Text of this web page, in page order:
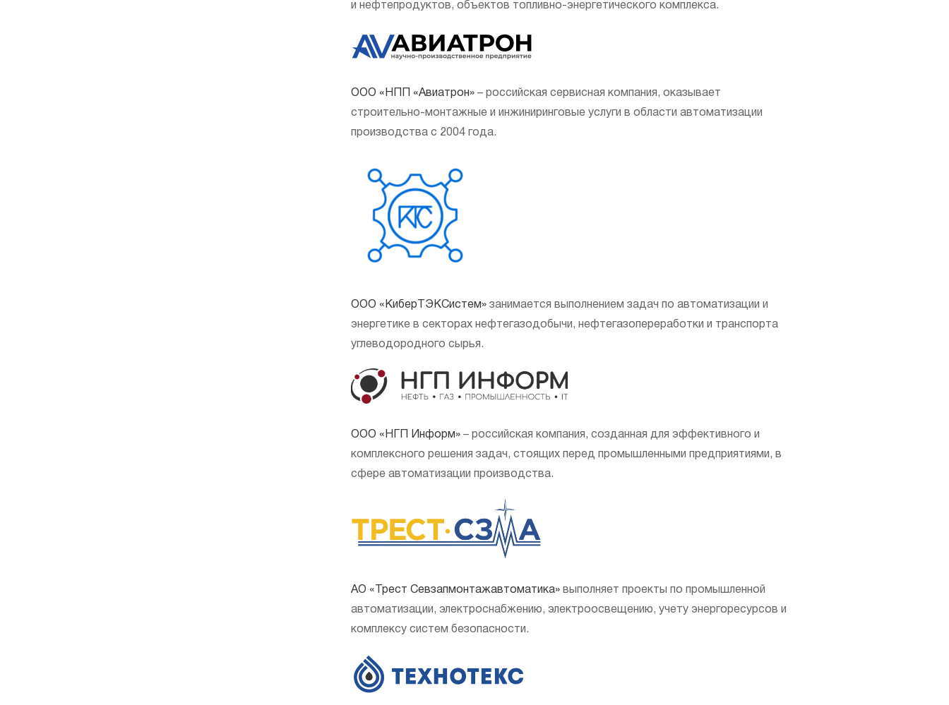
и нефтепродуктов, объектов топливно-энергетического комплекса.
ООО «НПП «Авиатрон»– российская сервисная компания, оказывает
строительно-монтажные и инжиниринговые услуги в области автоматизации
производства с 2004 года.
ООО «КиберТЭКСистем»занимается выполнением задач по автоматизации и
энергетике в секторах нефтегазодобычи, нефтегазопереработки и транспорта
углеводородного сырья.
ООО «НГП Информ»– российская компания, созданная для эффективного и
комплексного решения задач, стоящих перед промышленными предприятиями, в
сфере автоматизации производства.
АО «Трест Севзапмонтажавтоматика»выполняет проекты по промышленной
автоматизации, электроснабжению, электроосвещению, учету энергоресурсов и
комплексу систем безопасности.